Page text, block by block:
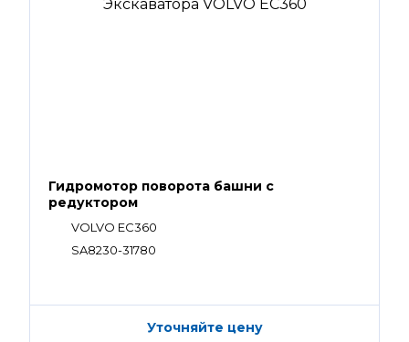
Гидромотор поворота башни с
редуктором
VOLVO EC360
SA8230-31780
Уточняйте цену